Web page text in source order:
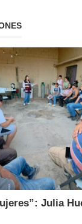
Julia